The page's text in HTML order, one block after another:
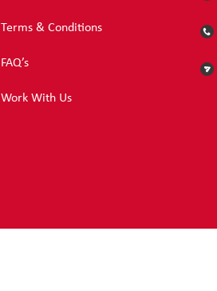
Terms & Conditions
FAQ’s
Work With Us